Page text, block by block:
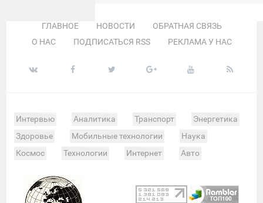
ГЛАВНОЕ НОВОСТИ
ОБРАТНАЯ СВЯЗЬ
О НАС
ПОДПИСАТЬСЯ RSS РЕКЛАМА У НАС
Интервью Аналитика Транспорт
Энергетика
Здоровье
Мобильные технологии
Наука
Космос
Технологии Интернет
Авто
Велоспорт
Покер Хоккей
Баскетбол